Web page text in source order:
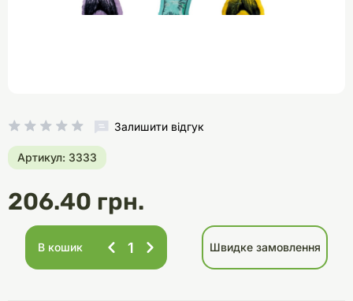
Залишити відгук
Артикул: 3333
206.40 грн.
В кошик Швидке замовлення